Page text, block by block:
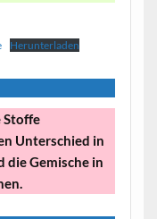
Herunterladen
Stoffe
Unterschied in
die Gemische in